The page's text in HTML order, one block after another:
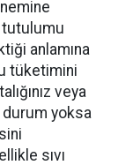
tutulumu
anlamına
tüketimini
veya
durum yoksa
sıvı